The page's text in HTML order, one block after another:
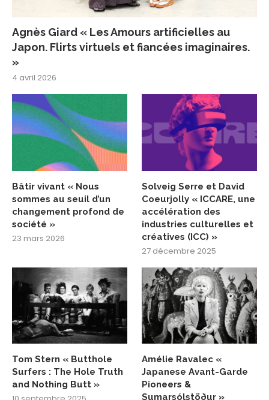
Agnès Giard « Les Amours artificielles au
Japon. Flirts virtuels et fiancées imaginaires.
»
4 avril 2026
Bâtir vivant « Nous
sommes au seuil d’un
changement profond de
société »
23 mars 2026
Solveig Serre et David
Coeurjolly « ICCARE, une
accélération des
industries culturelles et
créatives (ICC) »
27 décembre 2025
Tom Stern « Butthole
Surfers : The Hole Truth
and Nothing Butt »
Amélie Ravalec «
Japanese Avant-Garde
Pioneers &
Sumarsólstöður »